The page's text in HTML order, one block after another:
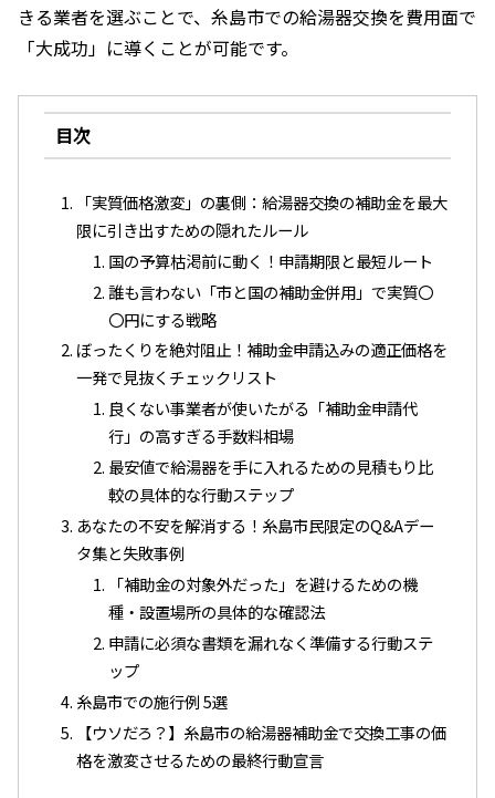
きる業者を選ぶことで、糸島市での給湯器交換を費用面で
「大成功」に導くことが可能です。
目次
「実質価格激変」の裏側：給湯器交換の補助金を最大
限に引き出すための隠れたルール
国の予算枯渇前に動く！申請期限と最短ルート
誰も言わない「市と国の補助金併用」で実質〇
〇円にする戦略
ぼったくりを絶対阻止！補助金申請込みの適正価格を
一発で見抜くチェックリスト
良くない事業者が使いたがる「補助金申請代
行」の高すぎる手数料相場
最安値で給湯器を手に入れるための見積もり比
較の具体的な行動ステップ
あなたの不安を解消する！糸島市民限定のQ&Aデー
タ集と失敗事例
「補助金の対象外だった」を避けるための機
種・設置場所の具体的な確認法
申請に必須な書類を漏れなく準備する行動ステ
ップ
糸島市での施行例 5選
【ウソだろ？】糸島市の給湯器補助金で交換工事の価
格を激変させるための最終行動宣言